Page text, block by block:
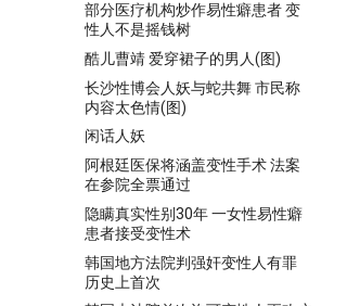
部分医疗机构炒作易性癖患者 变
性人不是摇钱树
酷儿曹靖 爱穿裙子的男人(图)
长沙性博会人妖与蛇共舞 市民称
内容太色情(图)
闲话人妖
阿根廷医保将涵盖变性手术 法案
在参院全票通过
隐瞒真实性别30年 一女性易性癖
患者接受变性术
韩国地方法院判强奸变性人有罪
历史上首次